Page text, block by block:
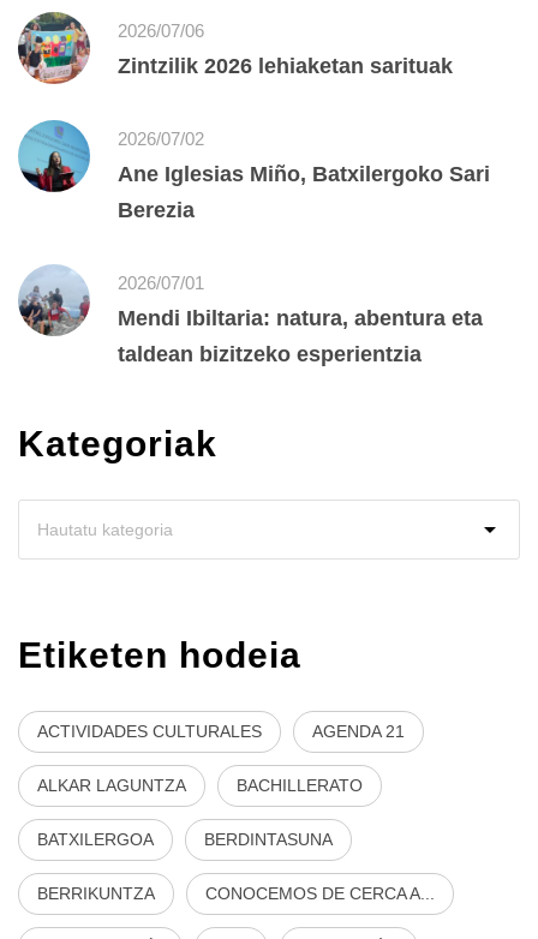
2026/07/06
Zintzilik 2026 lehiaketan sarituak
2026/07/02
Ane Iglesias Miño, Batxilergoko Sari
Berezia
2026/07/01
Mendi Ibiltaria: natura, abentura eta
taldean bizitzeko esperientzia
Kategoriak
Etiketen hodeia
ACTIVIDADES CULTURALES AGENDA 21
ALKAR LAGUNTZA BACHILLERATO
BATXILERGOA BERDINTASUNA
BERRIKUNTZA CONOCEMOS DE CERCA A...